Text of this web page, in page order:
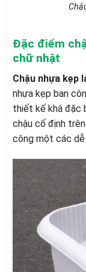
Đặc điểm
chữ nhật
Chậu nhựa kẹp
nhựa kẹp ban
thiết kế khá đặc
chậu cố định
công một các dễ